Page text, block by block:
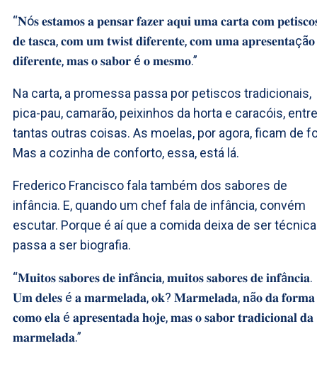
“𝐍ó𝐬 𝐞𝐬𝐭𝐚𝐦𝐨𝐬 𝐚 𝐩𝐞𝐧𝐬𝐚𝐫 𝐟𝐚𝐳𝐞𝐫 𝐚𝐪𝐮𝐢 𝐮𝐦𝐚 𝐜𝐚𝐫𝐭𝐚 𝐜𝐨𝐦
𝐝𝐞 𝐭𝐚𝐬𝐜𝐚, 𝐜𝐨𝐦 𝐮𝐦 𝐭𝐰𝐢𝐬𝐭 𝐝𝐢𝐟𝐞𝐫𝐞𝐧𝐭𝐞, 𝐜𝐨𝐦 𝐮𝐦𝐚 𝐚𝐩𝐫𝐞𝐬𝐞𝐧𝐭𝐚çã𝐨
𝐝𝐢𝐟𝐞𝐫𝐞𝐧𝐭𝐞, 𝐦𝐚𝐬 𝐨 𝐬𝐚𝐛𝐨𝐫 é 𝐨 𝐦𝐞𝐬𝐦𝐨.”
Na carta, a promessa passa por petiscos tradicionais,
pica-pau, camarão, peixinhos da horta e caracóis, entre
tantas outras coisas. As moelas, por agora, ficam de
Mas a cozinha de conforto, essa, está lá.
Frederico Francisco fala também dos sabores de
infância. E, quando um chef fala de infância, convém
escutar. Porque é aí que a comida deixa de ser
passa a ser biografia.
“𝐌𝐮𝐢𝐭𝐨𝐬 𝐬𝐚𝐛𝐨𝐫𝐞𝐬 𝐝𝐞 𝐢𝐧𝐟â𝐧𝐜𝐢𝐚, 𝐦𝐮𝐢𝐭𝐨𝐬 𝐬𝐚𝐛𝐨𝐫𝐞𝐬 𝐝𝐞 𝐢𝐧𝐟â𝐧𝐜𝐢𝐚.
𝐔𝐦 𝐝𝐞𝐥𝐞𝐬 é 𝐚 𝐦𝐚𝐫𝐦𝐞𝐥𝐚𝐝𝐚, 𝐨𝐤? 𝐌𝐚𝐫𝐦𝐞𝐥𝐚𝐝𝐚, 𝐧ã𝐨 𝐝𝐚 𝐟𝐨𝐫𝐦𝐚
𝐜𝐨𝐦𝐨 𝐞𝐥𝐚 é 𝐚𝐩𝐫𝐞𝐬𝐞𝐧𝐭𝐚𝐝𝐚 𝐡𝐨𝐣𝐞, 𝐦𝐚𝐬 𝐨 𝐬𝐚𝐛𝐨𝐫 𝐭𝐫𝐚𝐝𝐢𝐜𝐢𝐨𝐧𝐚𝐥 𝐝𝐚
𝐦𝐚𝐫𝐦𝐞𝐥𝐚𝐝𝐚.”